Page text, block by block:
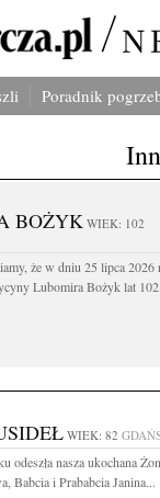
Poradnik
BOŻYKWIEK: 102
że w dniu 25 lipca 2026
Lubomira Bożyk lat
WIEK: 82
odeszła nasza ukochana
Babcia i Prababcia Janina...